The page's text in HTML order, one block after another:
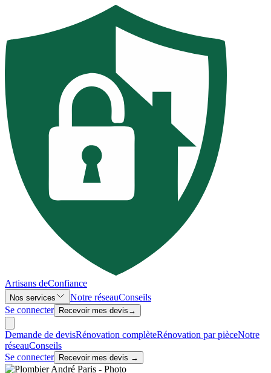
Artisans deConfiance
Nos services Notre réseauConseils
Se connecter
Recevoir mes devis →
Demande de devisRénovation complèteRénovation par pièceNotre
réseauConseils
Se connecter
Recevoir mes devis →